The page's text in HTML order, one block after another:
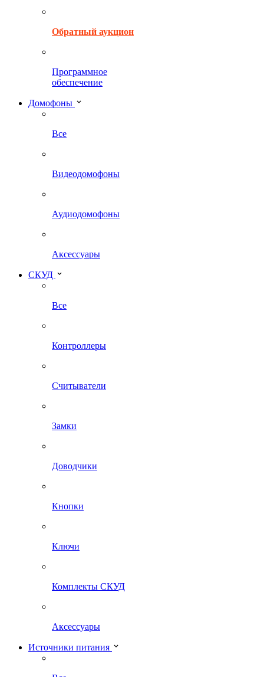
Обратный аукцион
Программное
обеспечение
Домофоны
Все
Видеодомофоны
Аудиодомофоны
Аксессуары
СКУД
Все
Контроллеры
Считыватели
Замки
Доводчики
Кнопки
Ключи
Комплекты СКУД
Аксессуары
Источники питания